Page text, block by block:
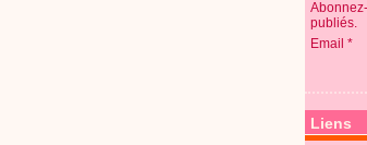
publiés.
Email
Liens